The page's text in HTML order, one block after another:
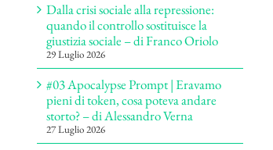
Dalla crisi sociale alla repressione:
quando il controllo sostituisce la
giustizia sociale – di Franco Oriolo
29 Luglio 2026
#03 Apocalypse Prompt | Eravamo
pieni di token, cosa poteva andare
storto? – di Alessandro Verna
27 Luglio 2026